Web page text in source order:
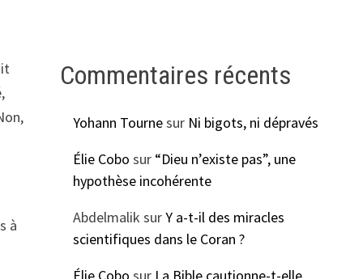
à
Commentaires récents
Yohann Tournesur Ni bigots, ni dépravés
Élie Cobo sur “Dieu n’existe pas”, une
hypothèse incohérente
Abdelmalik surY a-t-il des miracles
scientifiques dans le Coran ?